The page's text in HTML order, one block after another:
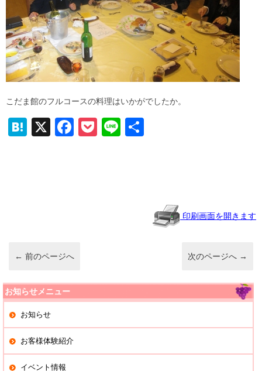
こだま館のフルコースの料理はいかがでしたか。
H
X
F
k
P
Li
印刷画面を開きます
← 前のページへ 次のページへ →
お知らせメニュー
お知らせ
お客様体験紹介
イベント情報